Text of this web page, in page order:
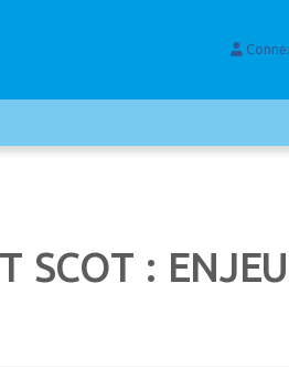
SCOT :